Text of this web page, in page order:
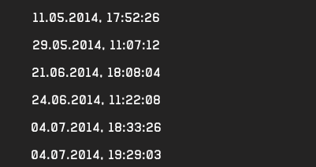
11.05.2014, 17:52:26
29.05.2014, 11:07:12
21.06.2014, 18:08:04
24.06.2014, 11:22:08
04.07.2014, 18:33:26
04.07.2014, 19:29:03